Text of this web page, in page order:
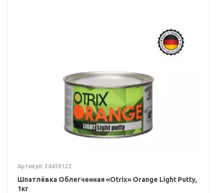
Артикул: 34459122
Шпатлёвка Облегченная «Otrix» Orange Light Putty,
1кг